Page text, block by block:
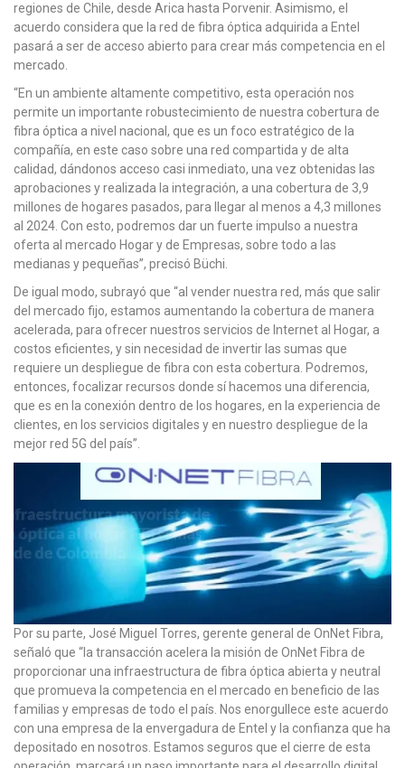
regiones de Chile, desde Arica hasta Porvenir. Asimismo, el
acuerdo considera que la red de fibra óptica adquirida a Entel
pasará a ser de acceso abierto para crear más competencia en el
mercado.
“En un ambiente altamente competitivo, esta operación nos
permite un importante robustecimiento de nuestra cobertura de
fibra óptica a nivel nacional, que es un foco estratégico de la
compañía, en este caso sobre una red compartida y de alta
calidad, dándonos acceso casi inmediato, una vez obtenidas las
aprobaciones y realizada la integración, a una cobertura de 3,9
millones de hogares pasados, para llegar al menos a 4,3 millones
al 2024. Con esto, podremos dar un fuerte impulso a nuestra
oferta al mercado Hogar y de Empresas, sobre todo a las
medianas y pequeñas”, precisó Büchi.
De igual modo, subrayó que “al vender nuestra red, más que salir
del mercado fijo, estamos aumentando la cobertura de manera
acelerada, para ofrecer nuestros servicios de Internet al Hogar, a
costos eficientes, y sin necesidad de invertir las sumas que
requiere un despliegue de fibra con esta cobertura. Podremos,
entonces, focalizar recursos donde sí hacemos una diferencia,
que es en la conexión dentro de los hogares, en la experiencia de
clientes, en los servicios digitales y en nuestro despliegue de la
mejor red 5G del país”.
Por su parte, José Miguel Torres, gerente general de OnNet Fibra,
señaló que “la transacción acelera la misión de OnNet Fibra de
proporcionar una infraestructura de fibra óptica abierta y neutral
que promueva la competencia en el mercado en beneficio de las
familias y empresas de todo el país. Nos enorgullece este acuerdo
con una empresa de la envergadura de Entel y la confianza que ha
depositado en nosotros. Estamos seguros que el cierre de esta